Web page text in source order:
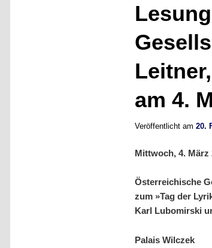
am 4.
Veröffentlicht am 20.
Mittwoch, 4. März
Österreichische
zum »Tag der
Karl Lubomirski
Palais Wilczek